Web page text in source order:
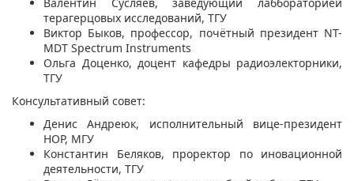
терагерцовых исследований, ТГУ
Виктор Быков, профессор, почётный президент NT-
MDT Spectrum Instruments
Ольга Доценко, доцент кафедры радиоэлекторники,
ТГУ
Консультативный совет:
Денис Андреюк, исполнительный вице-президент
НОР, МГУ
Константин Беляков, проректор по иновационной
деятельности, ТГУ